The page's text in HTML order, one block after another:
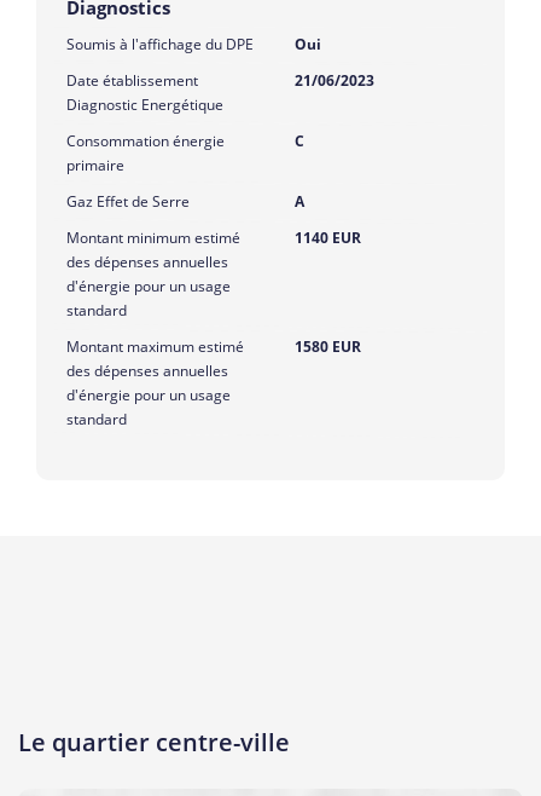
Diagnostics
Soumis à l'affichage du DPE
Oui
Date établissement
Diagnostic Energétique
21/06/2023
Consommation énergie
primaire
C
Gaz Effet de Serre
A
Montant minimum estimé
des dépenses annuelles
d'énergie pour un usage
standard
1140 EUR
Montant maximum estimé
des dépenses annuelles
d'énergie pour un usage
standard
1580 EUR
Le quartier centre-ville